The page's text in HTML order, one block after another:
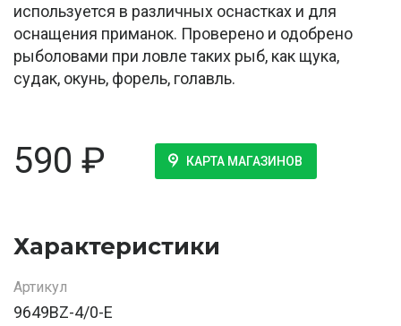
используется в различных оснастках и для
оснащения приманок. Проверено и одобрено
рыболовами при ловле таких рыб, как щука,
судак, окунь, форель, голавль.
590 ₽ КАРТА МАГАЗИНОВ
Характеристики
Артикул
9649BZ-4/0-E